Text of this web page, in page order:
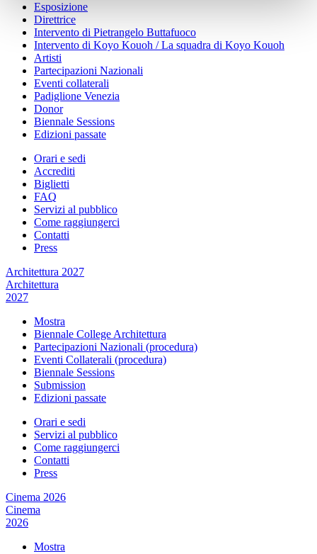
Esposizione
Direttrice
Intervento di Pietrangelo Buttafuoco
Intervento di Koyo Kouoh / La squadra di Koyo Kouoh
Artisti
Partecipazioni Nazionali
Eventi collaterali
Padiglione Venezia
Donor
Biennale Sessions
Edizioni passate
Orari e sedi
Accrediti
Biglietti
FAQ
Servizi al pubblico
Come raggiungerci
Contatti
Press
Architettura 2027
Architettura
2027
Mostra
Biennale College Architettura
Partecipazioni Nazionali (procedura)
Eventi Collaterali (procedura)
Biennale Sessions
Submission
Edizioni passate
Orari e sedi
Servizi al pubblico
Come raggiungerci
Contatti
Press
Cinema 2026
Cinema
2026
Mostra